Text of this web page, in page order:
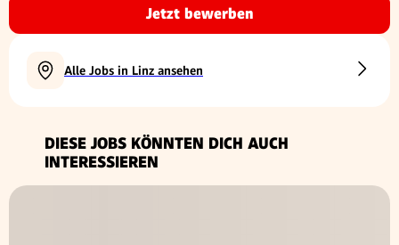
Jetzt bewerben
Alle Jobs in Linz ansehen
DIESE JOBS KÖNNTEN DICH AUCH
INTERESSIEREN